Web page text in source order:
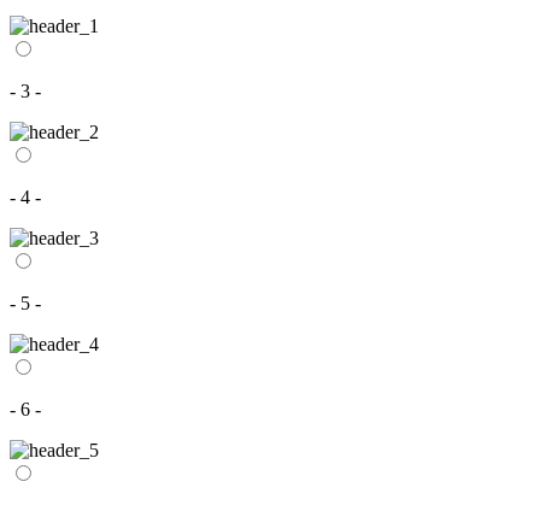
- 3 -
- 4 -
- 5 -
- 6 -